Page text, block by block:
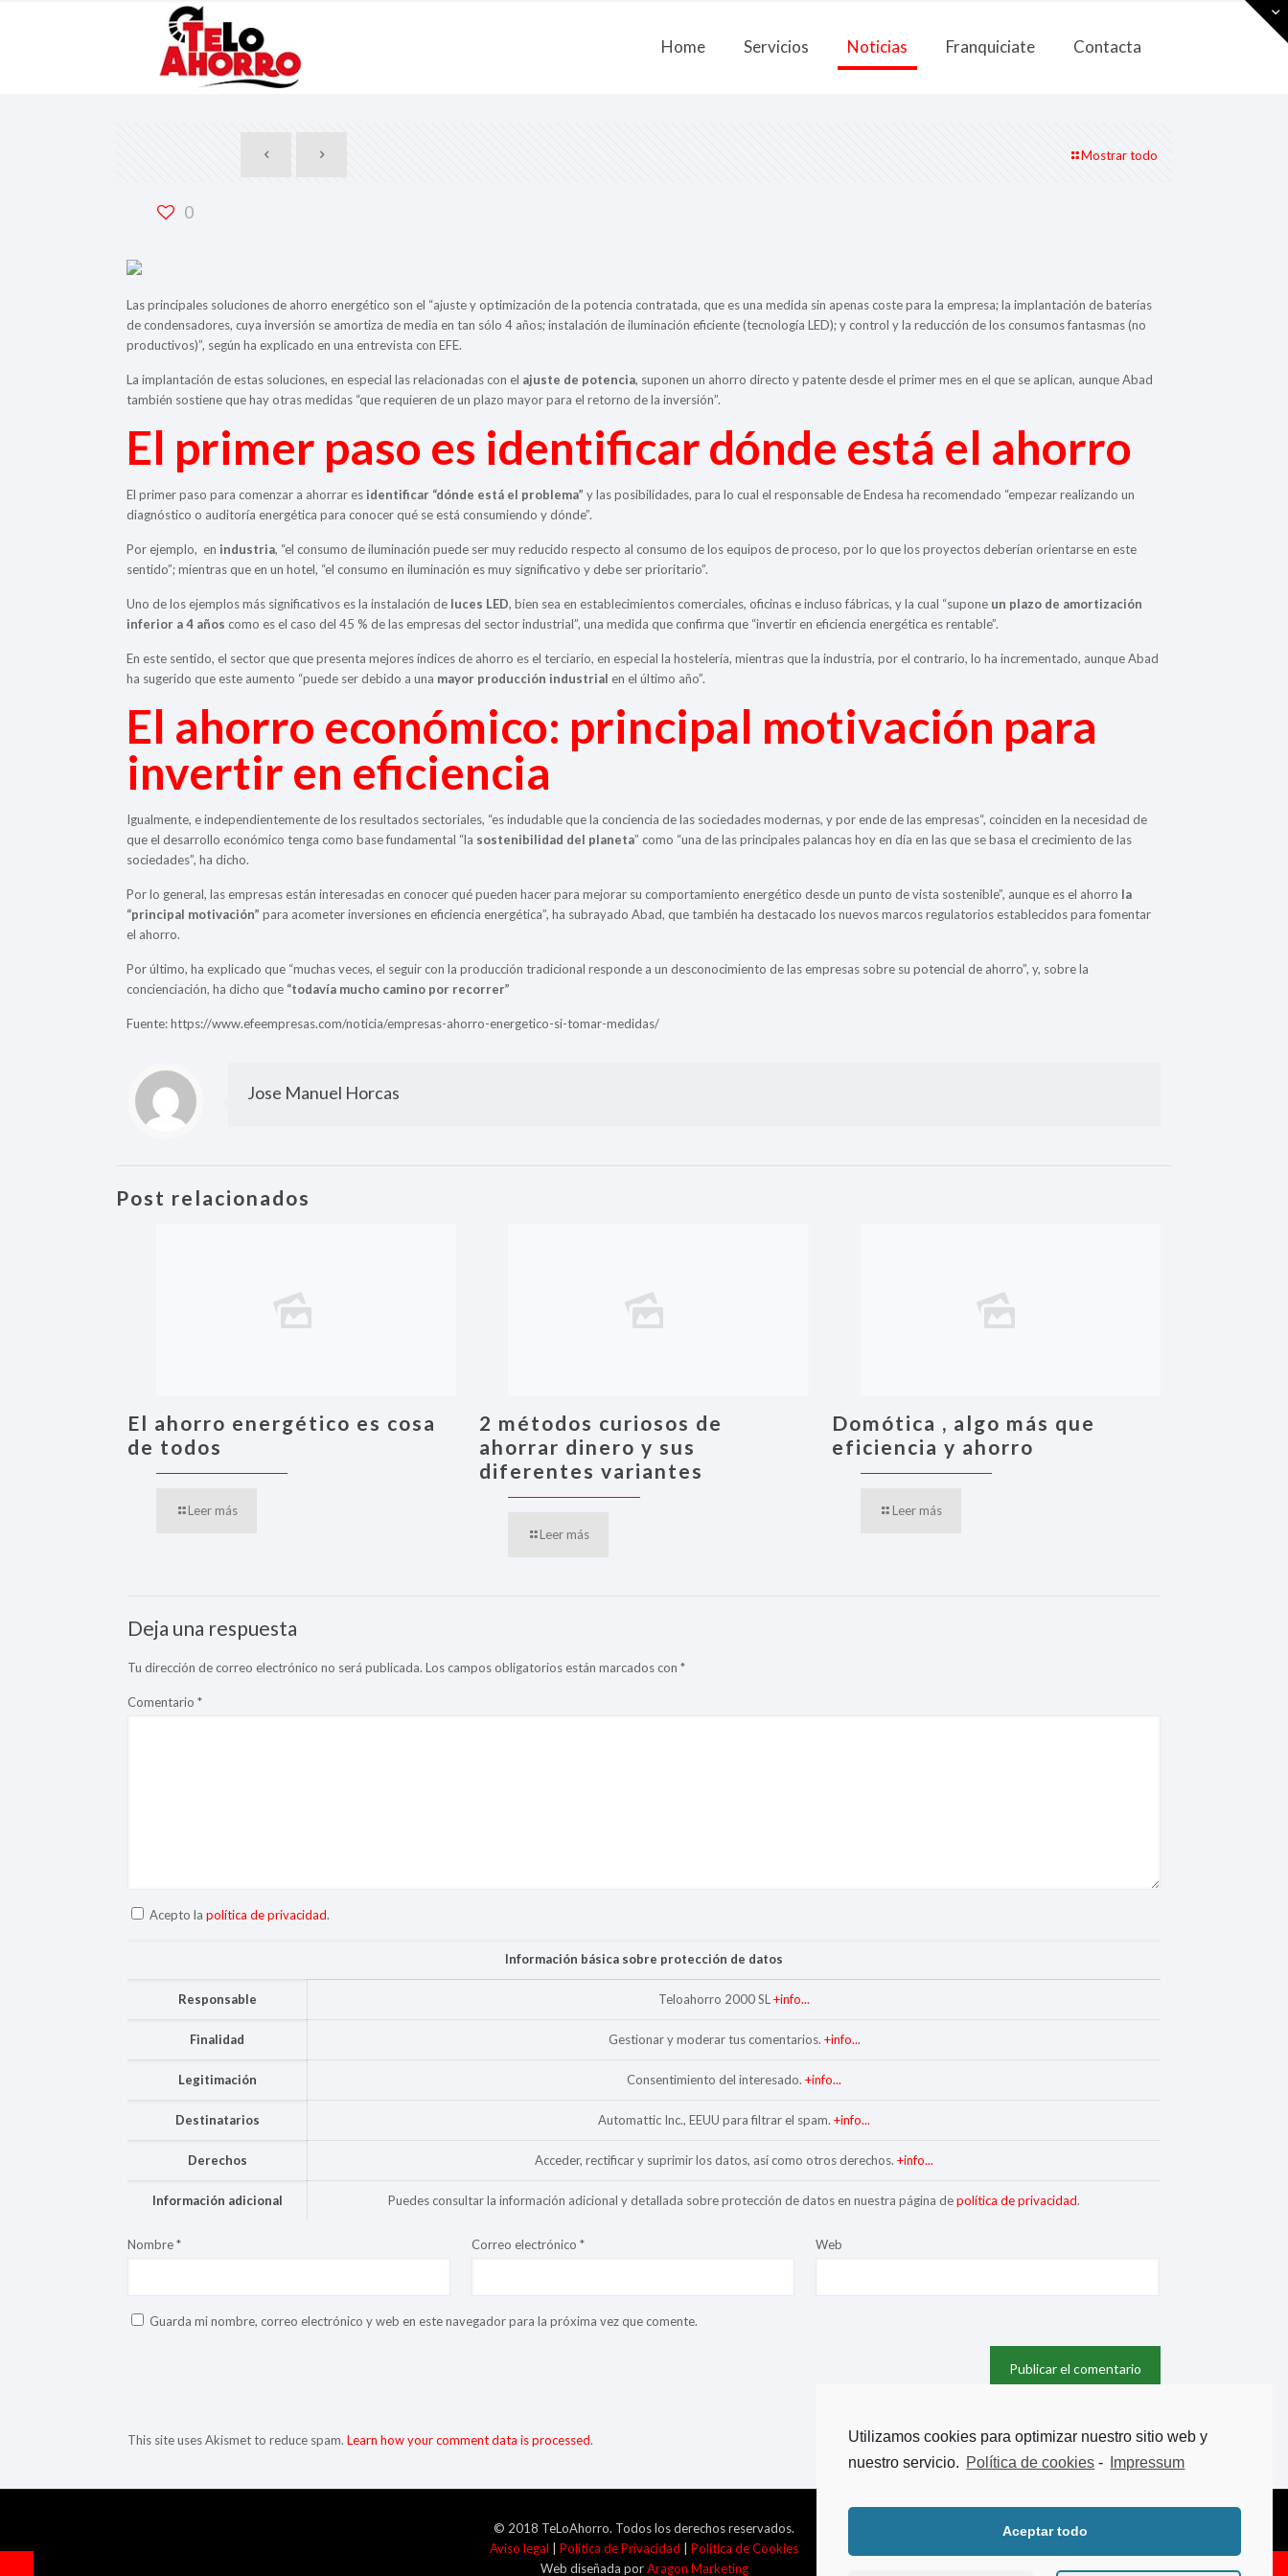
Home Servicios Noticias Franquiciate Contacta
Mostrar todo
0
Las principales soluciones de ahorro energético son el “ajuste y optimización de la potencia contratada, que es una medida sin apenas coste para la empresa; la implantación de baterías
de condensadores, cuya inversión se amortiza de media en tan sólo 4 años; instalación de iluminación eficiente (tecnología LED); y control y la reducción de los consumos fantasmas (no
productivos)”, según ha explicado en una entrevista con EFE.
La implantación de estas soluciones, en especial las relacionadas con el ajuste de potencia, suponen un ahorro directo y patente desde el primer mes en el que se aplican, aunque Abad
también sostiene que hay otras medidas “que requieren de un plazo mayor para el retorno de la inversión”.
El primer paso es identificar dónde está el ahorro
El primer paso para comenzar a ahorrar es identificar “dónde está el problema” y las posibilidades, para lo cual el responsable de Endesa ha recomendado “empezar realizando un
diagnóstico o auditoría energética para conocer qué se está consumiendo y dónde”.
Por ejemplo, en industria, “el consumo de iluminación puede ser muy reducido respecto al consumo de los equipos de proceso, por lo que los proyectos deberían orientarse en este
sentido”; mientras que en un hotel, “el consumo en iluminación es muy significativo y debe ser prioritario”.
Uno de los ejemplos más significativos es la instalación de luces LED, bien sea en establecimientos comerciales, oficinas e incluso fábricas, y la cual “supone un plazo de amortización
inferior a 4 años como es el caso del 45 % de las empresas del sector industrial”, una medida que confirma que “invertir en eficiencia energética es rentable”.
En este sentido, el sector que que presenta mejores índices de ahorro es el terciario, en especial la hostelería, mientras que la industria, por el contrario, lo ha incrementado, aunque Abad
ha sugerido que este aumento “puede ser debido a una mayor producción industrial en el último año”.
El ahorro económico: principal motivación para
invertir en eficiencia
Igualmente, e independientemente de los resultados sectoriales, “es indudable que la conciencia de las sociedades modernas, y por ende de las empresas“, coinciden en la necesidad de
que el desarrollo económico tenga como base fundamental “la sostenibilidad del planeta” como “una de las principales palancas hoy en día en las que se basa el crecimiento de las
sociedades”, ha dicho.
Por lo general, las empresas están interesadas en conocer qué pueden hacer para mejorar su comportamiento energético desde un punto de vista sostenible”, aunque es el ahorro la
“principal motivación” para acometer inversiones en eficiencia energética”, ha subrayado Abad, que también ha destacado los nuevos marcos regulatorios establecidos para fomentar
el ahorro.
Por último, ha explicado que “muchas veces, el seguir con la producción tradicional responde a un desconocimiento de las empresas sobre su potencial de ahorro”, y, sobre la
concienciación, ha dicho que “todavía mucho camino por recorrer”
Fuente: https://www.efeempresas.com/noticia/empresas-ahorro-energetico-si-tomar-medidas/
Jose Manuel Horcas
Post relacionados
El ahorro energético es cosa
de todos
Leer más
2 métodos curiosos de
ahorrar dinero y sus
diferentes variantes
Leer más
Domótica , algo más que
eficiencia y ahorro
Leer más
Deja una respuesta
Tu dirección de correo electrónico no será publicada. Los campos obligatorios están marcados con *
Comentario *
Acepto la política de privacidad.
Información básica sobre protección de datos
Responsable Teloahorro 2000 SL +info...
Finalidad Gestionar y moderar tus comentarios. +info...
Legitimación Consentimiento del interesado. +info...
Destinatarios Automattic Inc., EEUU para filtrar el spam. +info...
Derechos Acceder, rectificar y suprimir los datos, así como otros derechos. +info...
Información adicional Puedes consultar la información adicional y detallada sobre protección de datos en nuestra página depolítica de privacidad.
Nombre* Correo electrónico * Web
Guarda mi nombre, correo electrónico y web en este navegador para la próxima vez que comente.
This site uses Akismet to reduce spam. Learn how your comment data is processed.
© 2018 TeLoAhorro. Todos los derechos reservados.
Aviso legal
Politica de Privacidad
Política de Cookies
Web diseñada porAragon Marketing
Utilizamos cookies para optimizar nuestro sitio web y
nuestro servicio. Política de cookies - Impressum
Aceptar todo